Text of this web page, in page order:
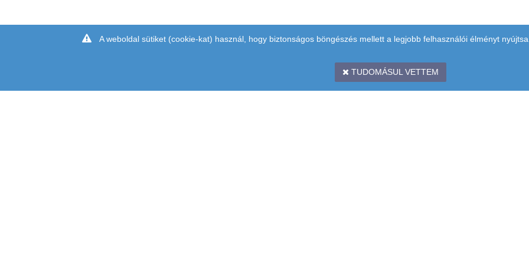
A weboldal sütiket (cookie-kat) használ, hogy biztonságos böngészés mellett a legjobb felhasználói élményt nyújtsa.
TUDOMÁSUL VETTEM